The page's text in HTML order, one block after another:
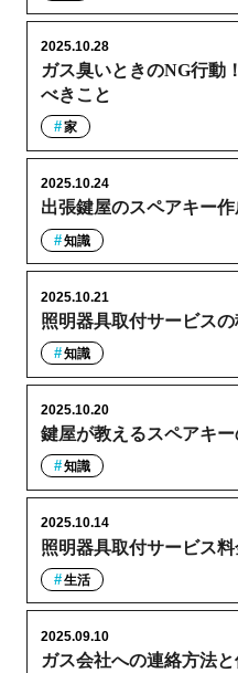
ガス臭いときのNG行動
べきこと
2025.10.28
家
出張鍵屋のスペアキー
2025.10.24
知識
照明器具取付サービス
2025.10.21
知識
鍵屋が教えるスペアキ
2025.10.20
知識
照明器具取付サービス
2025.10.14
生活
ガス会社への連絡方法
2025.09.10